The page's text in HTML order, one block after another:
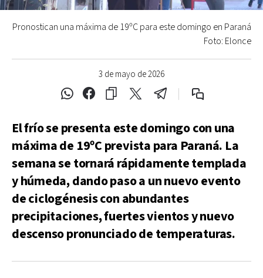
3 de mayo de 2026
Pronostican una máxima de 19ºC para este domingo en Paraná
Foto: Elonce
El frío se presenta este domingo con una
máxima de 19ºC prevista para Paraná. La
semana se tornará rápidamente templada
y húmeda, dando paso a un nuevo evento
de ciclogénesis con abundantes
precipitaciones, fuertes vientos y nuevo
descenso pronunciado de temperaturas.